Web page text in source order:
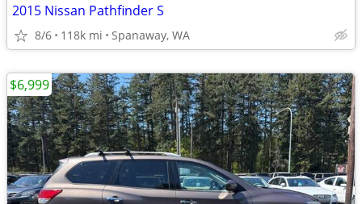
2015 Nissan Pathfinder S
8/6 118k mi Spanaway, WA
$6,999